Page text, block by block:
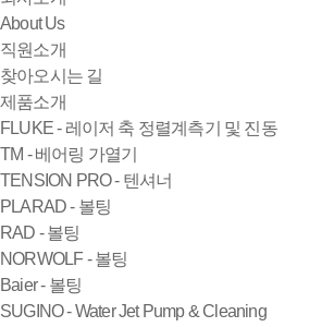
About Us
직원소개
찾아오시는 길
제품소개
FLUKE - 레이저 축 정렬계측기 및 진동
TM - 베어링 가열기
TENSION PRO - 텐셔너
PLARAD - 볼팅
RAD - 볼팅
NORWOLF - 볼팅
Baier - 볼팅
SUGINO - Water Jet Pump & Cleaning